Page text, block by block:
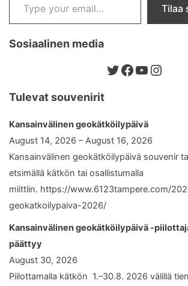
Sosiaalinen media
Twitter
Facebook
YouTube
Tulevat souvenirit
Kansainvälinen geokätköilypäivä
August 14, 2026 – August 16, 2026
Kansainvälinen geokätköilypäivä souvenir
etsimällä kätkön tai osallistumalla
miittiin. https://www.6123tampere.com/
geokatkoilypaiva-2026/
Kansainvälinen geokätköilypäivä -
päättyy
August 30, 2026
Piilottamalla kätkön 1.–30.8. 2026 välillä